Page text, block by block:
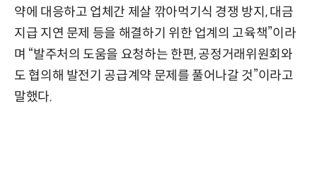
약에 대응하고 업체간 제살 깎아먹기식 경쟁 방지, 대금
지급 지연 문제 등을 해결하기 위한 업계의 고육책”이라
며 “발주처의 도움을 요청하는 한편, 공정거래위원회와
도 협의해 발전기 공급계약 문제를 풀어나갈 것”이라고
말했다.